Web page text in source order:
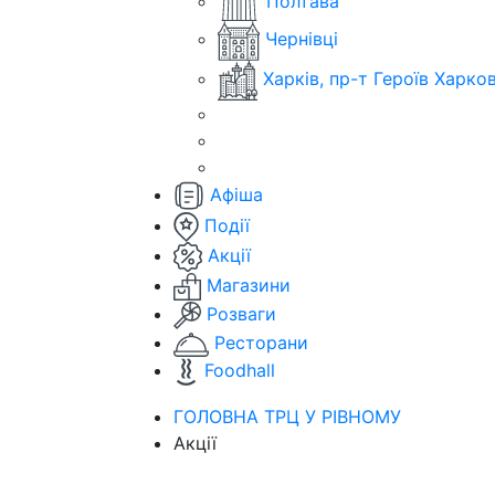
Чернівці
Харків, пр-т Героїв
Афіша
Події
Акції
Магазини
Розваги
Ресторани
Foodhall
ГОЛОВНА ТРЦ У РІВНОМУ
Акції